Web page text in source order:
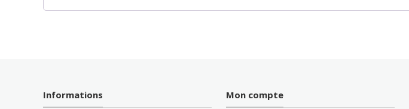
Informations Mon compte